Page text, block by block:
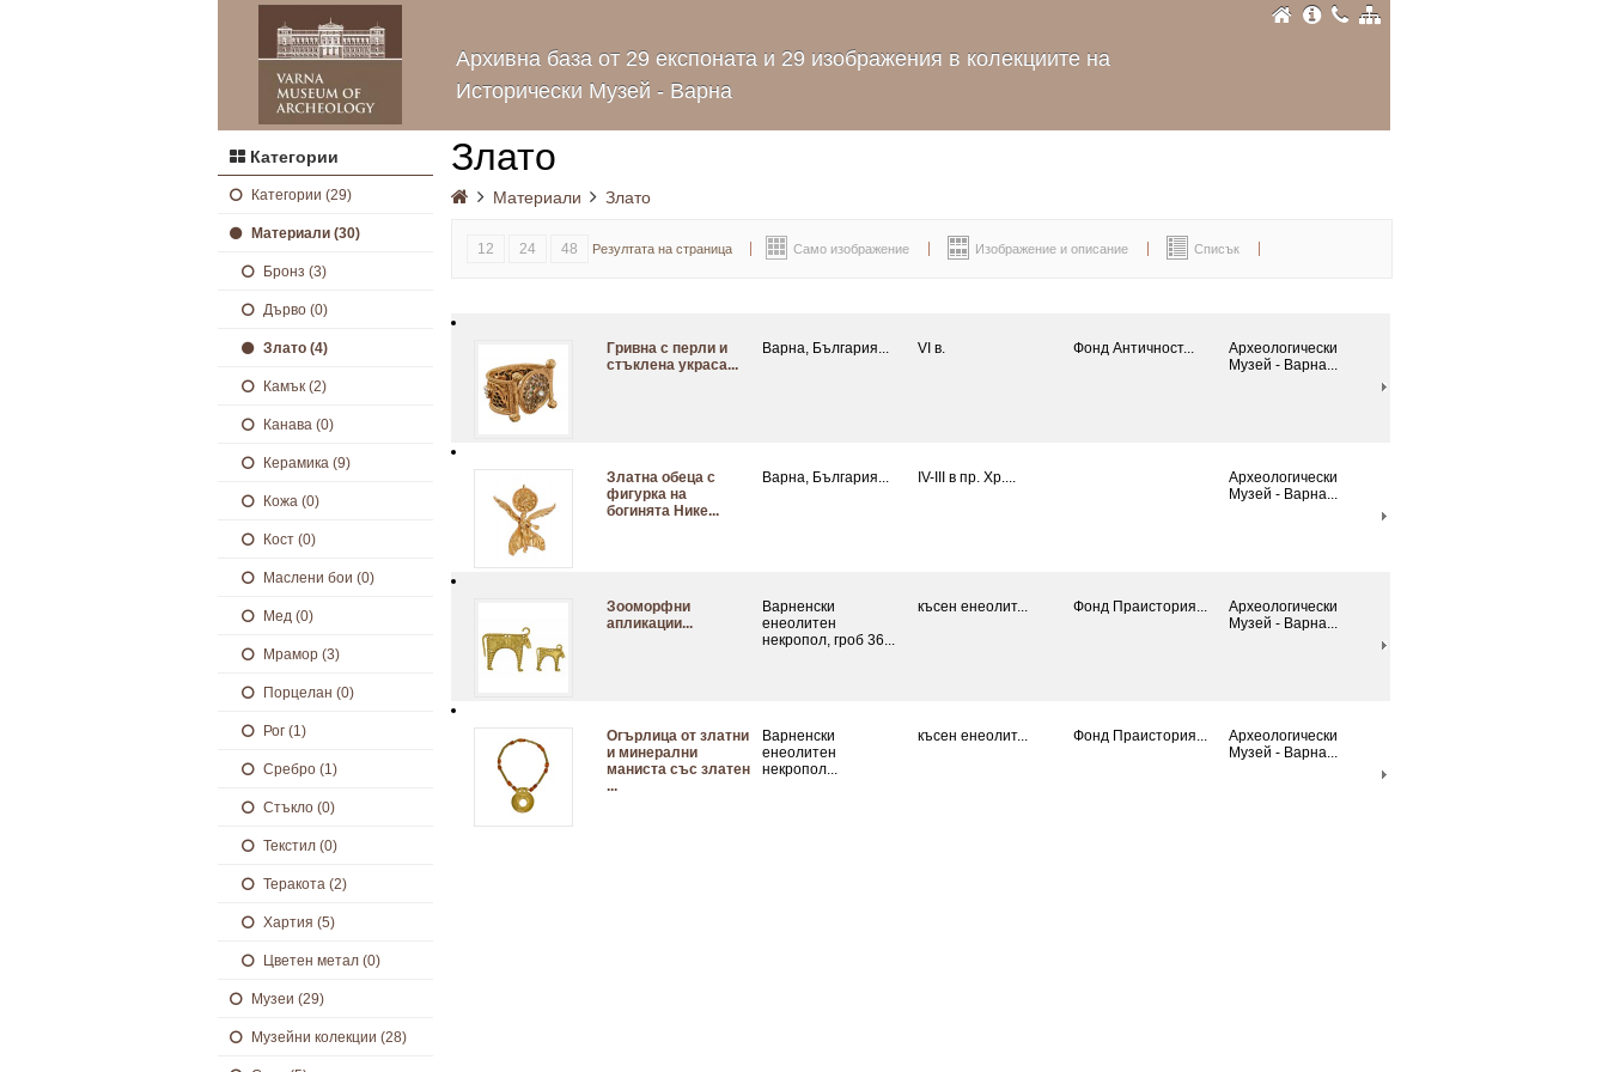
Архивна база от 29 експоната и 29 изображения в колекциите на
Исторически Музей - Варна
Категории
Категории (29)
Материали (30)
Бронз (3)
Дърво (0)
Злато (4)
Камък (2)
Канава (0)
Керамика (9)
Кожа (0)
Кост (0)
Маслени бои (0)
Мед (0)
Мрамор (3)
Порцелан (0)
Рог (1)
Сребро (1)
Стъкло (0)
Текстил (0)
Теракота (2)
Хартия (5)
Цветен метал (0)
Музеи (29)
Музейни колекции (28)
Злато
Материали Злато
12 24 48 Резултата на страница Само изображение Изображение и описание Списък
Гривна с перли и
стъклена украса...
Варна, България... VI в. Фонд Античност...
Археологически
Mузей - Варна...
Златна обеца с
фигурка на
богинята Нике...
Варна, България... IV-III в пр. Хр....
Археологически
Mузей - Варна...
Зооморфни
апликации...
Варненски
енеолитен
некропол, гроб 36...
късен енеолит... Фонд Праистория...
Археологически
Mузей - Варна...
Огърлица от златни
и минерални
маниста със златен
...
Варненски
енеолитен
некропол...
късен енеолит... Фонд Праистория...
Археологически
Mузей - Варна...